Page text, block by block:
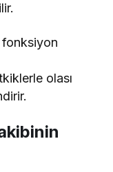
fonksiyon
olası